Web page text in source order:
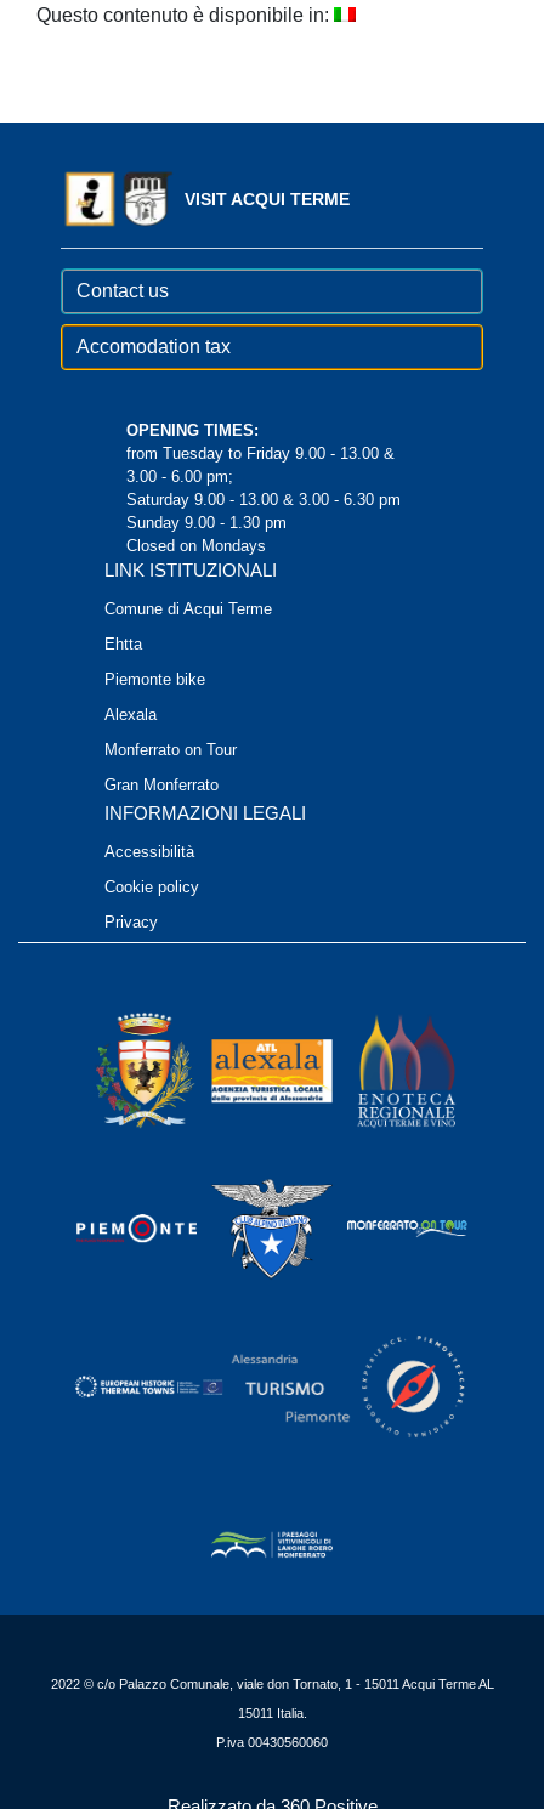
Questo contenuto è disponibile in:
VISIT ACQUI TERME
Contact us
Accomodation tax
OPENING TIMES:
from Tuesday to Friday 9.00 - 13.00 &
3.00 - 6.00 pm;
Saturday 9.00 - 13.00 & 3.00 - 6.30 pm
Sunday 9.00 - 1.30 pm
Closed on Mondays
LINK ISTITUZIONALI
Comune di Acqui Terme
Ehtta
Piemonte bike
Alexala
Monferrato on Tour
Gran Monferrato
INFORMAZIONI LEGALI
Accessibilità
Cookie policy
Privacy
2022 © c/o Palazzo Comunale, viale don Tornato, 1 - 15011 Acqui Terme AL
15011 Italia.
P.iva 00430560060